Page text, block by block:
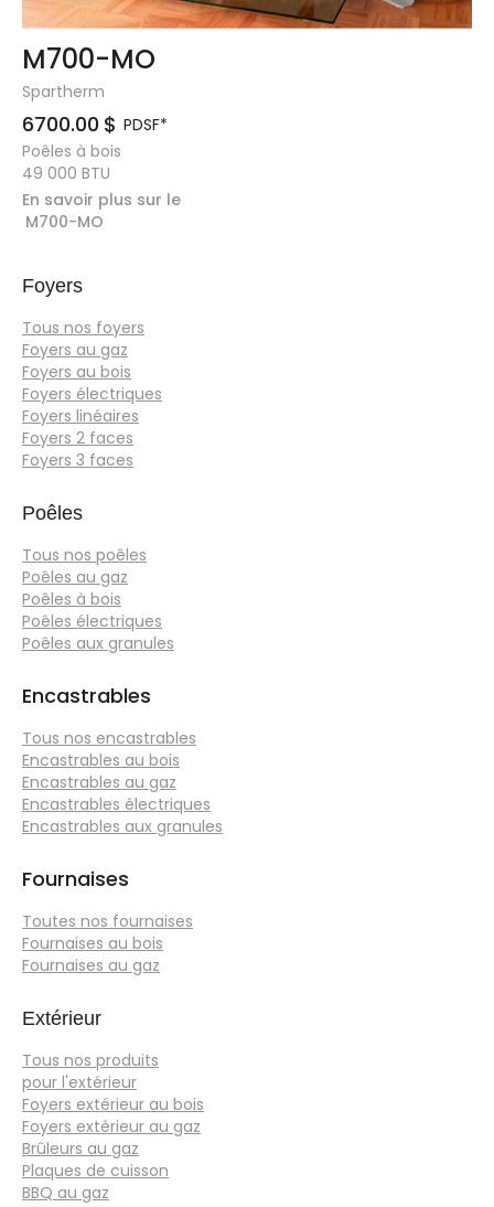
Foyers
Tous nos foyers
Foyers au gaz
Foyers au bois
Foyers électriques
Foyers linéaires
Foyers 2 faces
Foyers 3 faces
Poêles
Tous nos poêles
Poêles au gaz
Poêles à bois
Poêles électriques
Poêles aux granules
Encastrables
Tous nos encastrables
Encastrables au bois
Encastrables au gaz
Encastrables électriques
Encastrables aux granules
Fournaises
Toutes nos fournaises
Fournaises au bois
Fournaises au gaz
Extérieur
Tous nos produits
pour l'extérieur
Foyers extérieur au bois
Foyers extérieur au gaz
Brûleurs au gaz
Plaques de cuisson
BBQ au gaz
M700-MO
Spartherm
6700.00 $ PDSF*
Poêles à bois
49 000 BTU
En savoir plus sur le
M700-MO